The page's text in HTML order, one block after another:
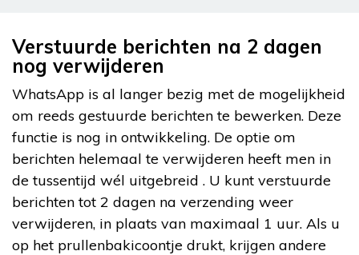
Verstuurde berichten na 2 dagen
nog verwijderen
WhatsApp is al langer bezig met de mogelijkheid
om reeds gestuurde berichten te bewerken. Deze
functie is nog in ontwikkeling. De optie om
berichten helemaal te verwijderen heeft men in
de tussentijd wél uitgebreid . U kunt verstuurde
berichten tot 2 dagen na verzending weer
verwijderen, in plaats van maximaal 1 uur. Als u
op het prullenbakicoontje drukt, krijgen andere